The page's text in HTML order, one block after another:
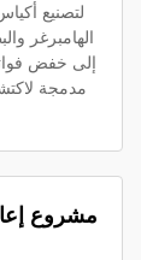
الهامبرغر
مدمجة
مشروع